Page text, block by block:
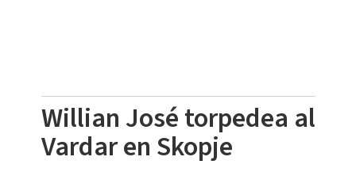
Willian José torpedea al
Vardar en Skopje